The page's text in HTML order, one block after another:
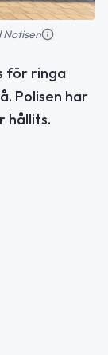
Notisen
för ringa
Polisen har
hållits.